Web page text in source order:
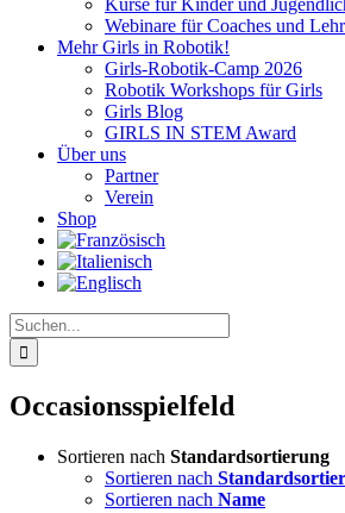
Kurse für Kinder und
Webinare für Coaches und
Mehr Girls in Robotik!
Girls-Robotik-Camp 2026
Robotik Workshops für Girls
Girls Blog
GIRLS IN STEM Award
Über uns
Partner
Verein
Shop
Suche
nach:
Occasionsspielfeld
Sortieren nach Standardsortierung
Sortieren nach
Sortieren nach Name